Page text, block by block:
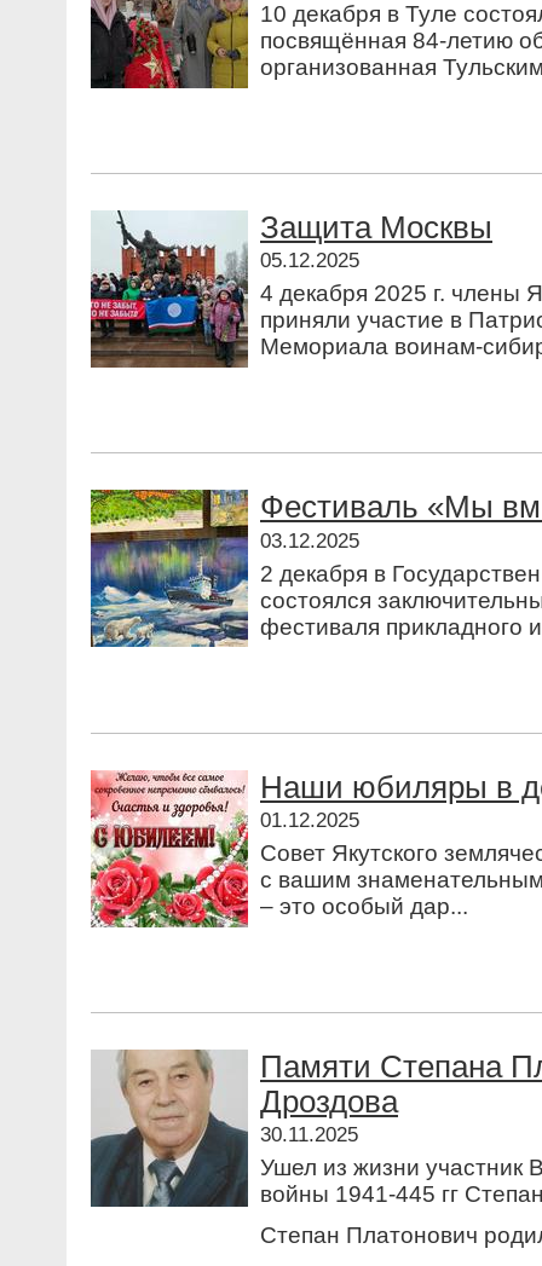
10 декабря в Туле
посвящённая 84-летию
организованная
Защита Москвы
05.12.2025
4 декабря 2025 г. члены
приняли участие в
Мемориала воинам-
Фестиваль «Мы
03.12.2025
2 декабря в
состоялся
фестиваля прикладного
Наши юбиляры в
01.12.2025
Совет Якутского
с вашим
– это особый дар...
Памяти Степана
Дроздова
30.11.2025
Ушел из жизни участник
войны 1941-445 гг
Степан Платонович